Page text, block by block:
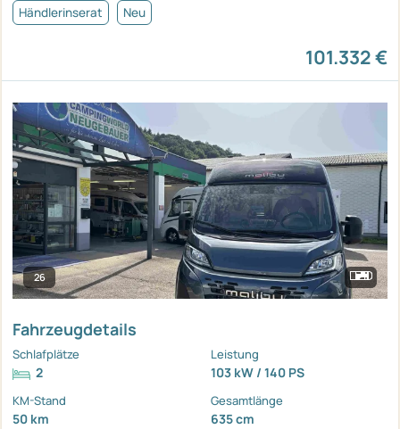
Händlerinserat Neu
101.332 €
26
Fahrzeugdetails
Schlafplätze
2
Leistung
103 kW / 140 PS
KM-Stand
50 km
Gesamtlänge
635 cm